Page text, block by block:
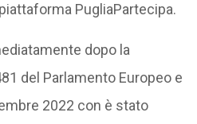
PugliaPartecipa.
dopo la
del Parlamento Europeo e
2022 con è stato